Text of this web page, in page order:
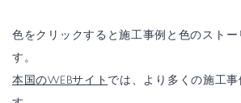
色をクリックすると施工事例と色のストー
す。
本国のWEBサイト では、より多くの施工